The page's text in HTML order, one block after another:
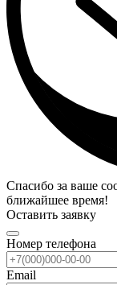
Спасибо за ваше
ближайшее время!
Оставить заявку
Номер телефона
Email